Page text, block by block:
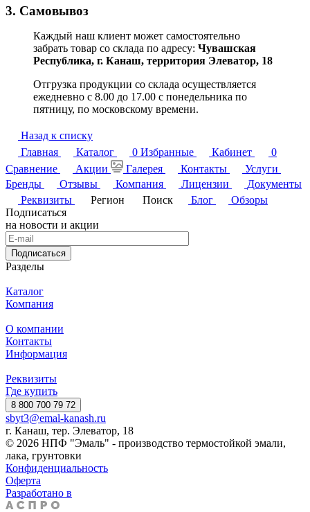
3. Самовывоз
Каждый наш клиент может самостоятельно
забрать товар со склада по адресу: Чувашская
Республика, г. Канаш, территория Элеватор, 18
Отгрузка продукции со склада осуществляется
ежедневно с 8.00 до 17.00 с понедельника по
пятницу, по московскому времени.
Назад к списку
Главная
Каталог 0 Избранные Кабинет
0
Сравнение
Акции Галерея Контакты
Услуги
Бренды
Отзывы Компания Лицензии
Документы
Реквизиты
Регион Поиск Блог
Обзоры
Подписаться
на новости и акции
Подписаться
Разделы
Каталог
Компания
О компании
Контакты
Информация
Реквизиты
Где купить
8 800 700 79 72
sbyt3@emal-kanash.ru
г. Канаш, тер. Элеватор, 18
© 2026 НПФ "Эмаль" - производство термостойкой эмали,
лака, грунтовки
Конфиденциальность
Оферта
Разработано в